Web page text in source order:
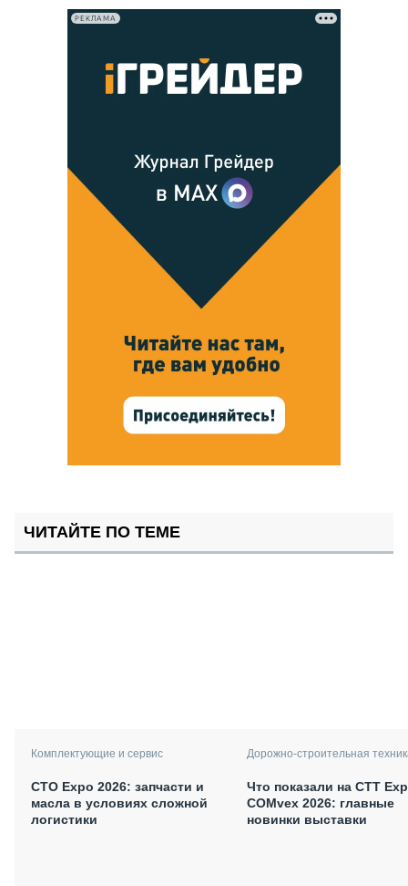
РЕКЛАМА
ЧИТАЙТЕ ПО ТЕМЕ
Комплектующие и сервис
СТО Expo 2026: запчасти и
масла в условиях сложной
логистики
Дорожно-строительная
Что показали на CTT
COMvex 2026: главные
новинки выставки